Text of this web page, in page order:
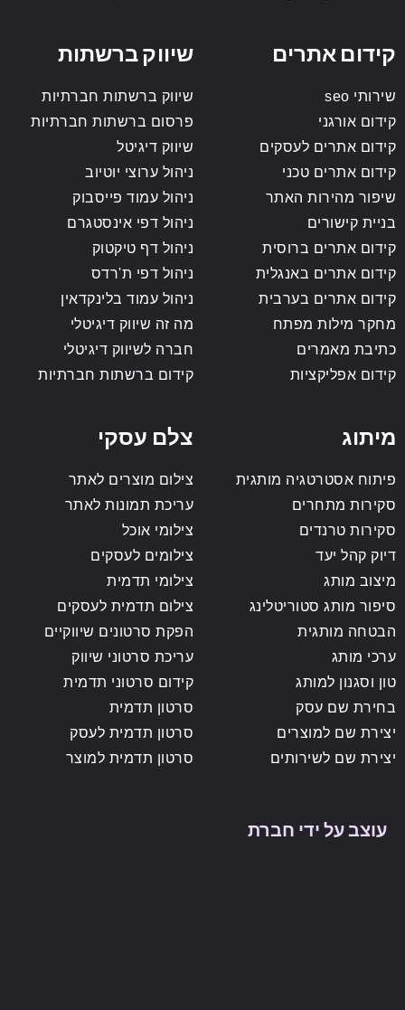
קידום אתרים
שירותי seo
קידום אורגני
קידום אתרים לעסקים
קידום אתרים טכני
שיפור מהירות האתר
בניית קישורים
קידום אתרים ברוסית
קידום אתרים באנגלית
קידום אתרים בערבית
מחקר מילות מפתח
כתיבת מאמרים
קידום אפליקציות
שיווק ברשתות
שיווק ברשתות חברתיות
פרסום ברשתות חברתיות
שיווק דיגיטל
ניהול ערוצי יוטיוב
ניהול עמוד פייסבוק
ניהול דפי אינסטגרם
ניהול דף טיקטוק
ניהול דפי ת'רדס
ניהול עמוד בלינקדאין
מה זה שיווק דיגיטלי
חברה לשיווק דיגיטלי
קידום ברשתות חברתיות
מיתוג
פיתוח אסטרטגיה מותגית
סקירות מתחרים
סקירות טרנדים
דיוק קהל יעד
מיצוב מותג
סיפור מותג סטוריטלינג
הבטחה מותגית
ערכי מותג
טון וסגנון למותג
בחירת שם עסק
יצירת שם למוצרים
יצירת שם לשירותים
צלם עסקי
צילום מוצרים לאתר
עריכת תמונות לאתר
צילומי אוכל
צילומים לעסקים
צילומי תדמית
צילום תדמית לעסקים
הפקת סרטונים שיווקיים
עריכת סרטוני שיווק
קידום סרטוני תדמית
סרטון תדמית
סרטון תדמית לעסק
סרטון תדמית למוצר
עוצב על ידי חברת